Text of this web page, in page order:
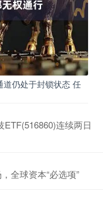
仍处于封锁状态 任
连续两日
全球资本“必选项”